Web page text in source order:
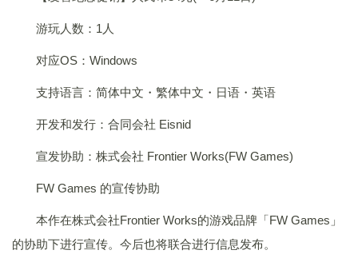
游玩人数：1人
对应OS：Windows
支持语言：简体中文・繁体中文・日语・英语
开发和发行：合同会社 Eisnid
宣发协助：株式会社 Frontier Works(FW Games)
FW Games 的宣传协助
本作在株式会社Frontier Works的游戏品牌「FW Games」
的协助下进行宣传。今后也将联合进行信息发布。